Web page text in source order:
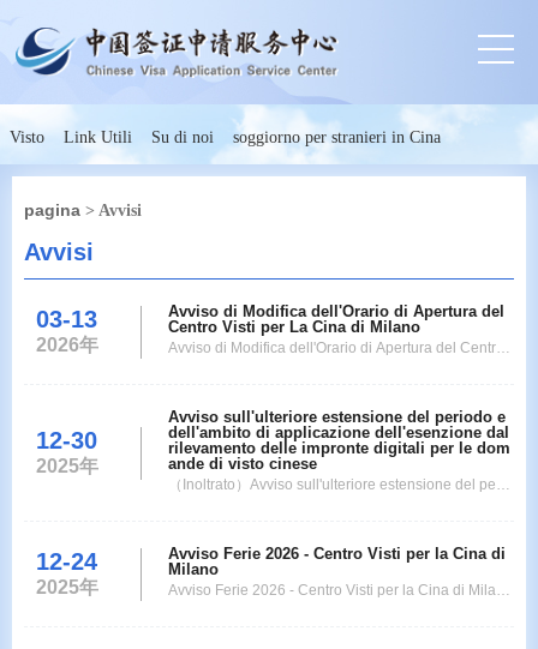
Visto Link Utili Su di noi soggiorno per stranieri in Cina
pagina > Avvisi
Avvisi
03-13
2026年
Avviso di Modifica dell'Orario di Apertura del
Centro Visti per La Cina di Milano
Avviso di Modifica dell'Orario di Apertura del Centro
luned 30 marzo, l'orario di apertura al pubblico del C
entro Visti subir le seguenti modifiche: Orario di Apert
ura: dalle 09:00 alle 13:0
12-30
2025年
Avviso sull'ulteriore estensione del periodo e
dell'ambito di applicazione dell'esenzione dal
rilevamento delle impronte digitali per le dom
ande di visto cinese
（Inoltrato）Avviso sull'ulteriore estensione del perio
sto cinese Al fine di agevolare ulteriormente le richie
stedi visto cinese, dal 18 dicembre 2025 al 31 dicem
12-24
2025年
Avviso Ferie 2026 - Centro Visti per la Cina di
Milano
Avviso Ferie 2026 - Centro Visti per la Cina di Milano